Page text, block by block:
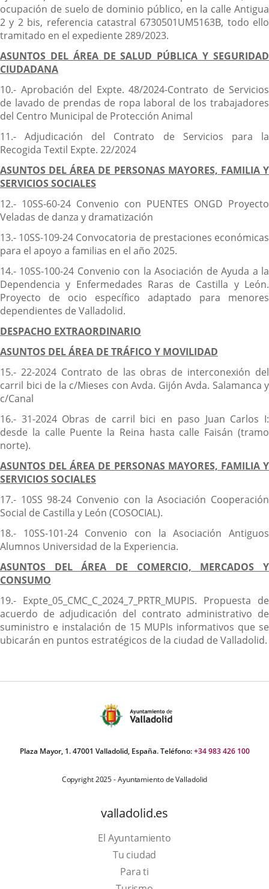
ocupación de suelo de dominio público, en la calle Antigua
2 y 2 bis, referencia catastral 6730501UM5163B, todo ello
tramitado en el expediente 289/2023.
ASUNTOS DEL ÁREA DE SALUD PÚBLICA Y SEGURIDAD
CIUDADANA
10.- Aprobación del Expte. 48/2024-Contrato de Servicios
de lavado de prendas de ropa laboral de los trabajadores
del Centro Municipal de Protección Animal
11.- Adjudicación del Contrato de Servicios para la
Recogida Textil Expte. 22/2024
ASUNTOS DEL ÁREA DE PERSONAS MAYORES, FAMILIA Y
SERVICIOS SOCIALES
12.- 10SS-60-24 Convenio con PUENTES ONGD Proyecto
Veladas de danza y dramatización
13.- 10SS-109-24 Convocatoria de prestaciones económicas
para el apoyo a familias en el año 2025.
14.- 10SS-100-24 Convenio con la Asociación de Ayuda a la
Dependencia y Enfermedades Raras de Castilla y León.
Proyecto de ocio específico adaptado para menores
dependientes de Valladolid.
DESPACHO EXTRAORDINARIO
ASUNTOS DEL ÁREA DE TRÁFICO Y MOVILIDAD
15.- 22-2024 Contrato de las obras de interconexión del
carril bici de la c/Mieses con Avda. Gijón Avda. Salamanca y
c/Canal
16.- 31-2024 Obras de carril bici en paso Juan Carlos I:
desde la calle Puente la Reina hasta calle Faisán (tramo
norte).
ASUNTOS DEL ÁREA DE PERSONAS MAYORES, FAMILIA Y
SERVICIOS SOCIALES
17.- 10SS 98-24 Convenio con la Asociación Cooperación
Social de Castilla y León (COSOCIAL).
18.- 10SS-101-24 Convenio con la Asociación Antiguos
Alumnos Universidad de la Experiencia.
ASUNTOS DEL ÁREA DE COMERCIO, MERCADOS Y
CONSUMO
19.- Expte_05_CMC_C_2024_7_PRTR_MUPIS. Propuesta de
acuerdo de adjudicación del contrato administrativo de
suministro e instalación de 15 MUPIs informativos que se
ubicarán en puntos estratégicos de la ciudad de Valladolid.
Plaza Mayor, 1. 47001 Valladolid, España. Teléfono:+34 983 426 100
Copyright 2025 - Ayuntamiento de Valladolid
valladolid.es
El Ayuntamiento
Tu ciudad
Para ti